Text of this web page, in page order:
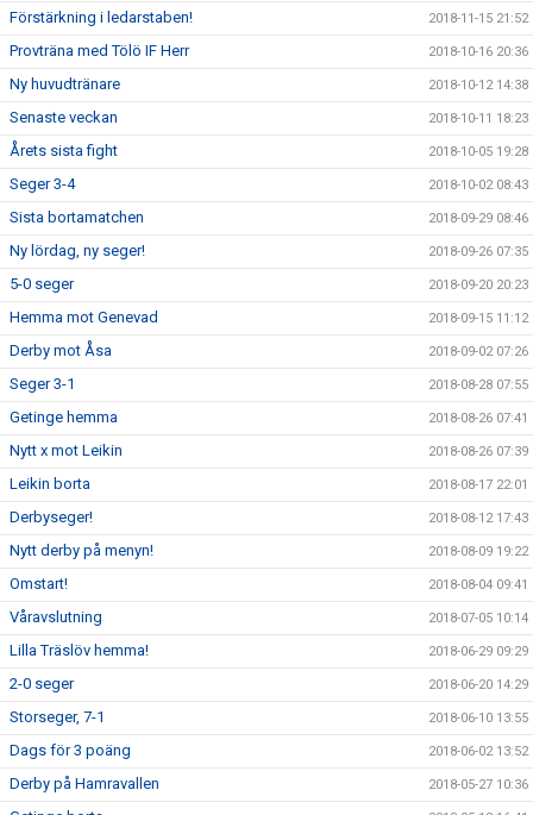
Förstärkning i ledarstaben! 2018-11-15 21:52
Provträna med Tölö IF Herr 2018-10-16 20:36
Ny huvudtränare 2018-10-12 14:38
Senaste veckan 2018-10-11 18:23
Årets sista fight 2018-10-05 19:28
Seger 3-4 2018-10-02 08:43
Sista bortamatchen 2018-09-29 08:46
Ny lördag, ny seger! 2018-09-26 07:35
5-0 seger 2018-09-20 20:23
Hemma mot Genevad 2018-09-15 11:12
Derby mot Åsa 2018-09-02 07:26
Seger 3-1 2018-08-28 07:55
Getinge hemma 2018-08-26 07:41
Nytt x mot Leikin 2018-08-26 07:39
Leikin borta 2018-08-17 22:01
Derbyseger! 2018-08-12 17:43
Nytt derby på menyn! 2018-08-09 19:22
Omstart! 2018-08-04 09:41
Våravslutning 2018-07-05 10:14
Lilla Träslöv hemma! 2018-06-29 09:29
2-0 seger 2018-06-20 14:29
Storseger, 7-1 2018-06-10 13:55
Dags för 3 poäng 2018-06-02 13:52
Derby på Hamravallen 2018-05-27 10:36